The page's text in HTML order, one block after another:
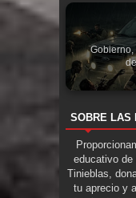
Gobierno,
SOBRE LAS
educativo de
Tinieblas,
tu aprecio y